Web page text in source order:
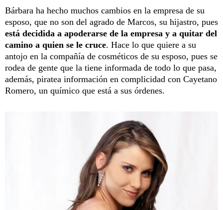
Bárbara ha hecho muchos cambios en la empresa de su
esposo, que no son del agrado de Marcos, su hijastro, pues
está decidida a apoderarse de la empresa y a quitar del
camino a quien se le cruce. Hace lo que quiere a su
antojo en la compañía de cosméticos de su esposo, pues se
rodea de gente que la tiene informada de todo lo que pasa,
además, piratea información en complicidad con Cayetano
Romero, un químico que está a sus órdenes.